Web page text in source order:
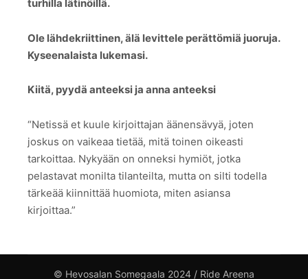
turhilla lätinöillä.
Ole lähdekriittinen, älä levittele perättömiä juoruja.
Kyseenalaista lukemasi.
Kiitä, pyydä anteeksi ja anna anteeksi
“Netissä et kuule kirjoittajan äänensävyä, joten
joskus on vaikeaa tietää, mitä toinen oikeasti
tarkoittaa. Nykyään on onneksi hymiöt, jotka
pelastavat monilta tilanteilta, mutta on silti todella
tärkeää kiinnittää huomiota, miten asiansa
kirjoittaa.”
© Hevosalan Somegaala 2024 / Ride Areena